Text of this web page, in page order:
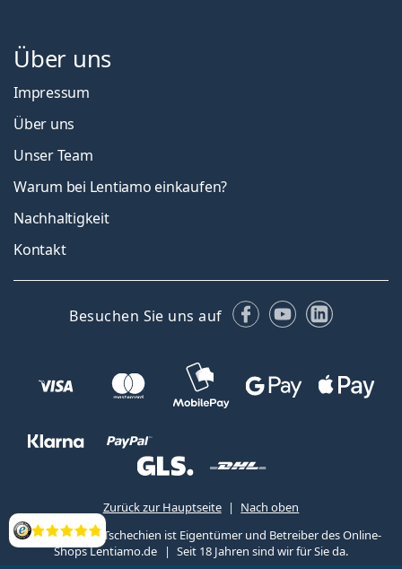
Bewertung
Über uns
Impressum
Über uns
Unser Team
Warum bei Lentiamo einkaufen?
Nachhaltigkeit
Kontakt
Besuchen Sie uns auf Facebook
YouTubeLinkedIn
Zurück zur Hauptseite
Nach oben
Lentiamo s.r.o., Tschechien ist Eigentümer und Betreiber des Online-
Shops Lentiamo.de
Seit 18 Jahren sind wir für Sie da.